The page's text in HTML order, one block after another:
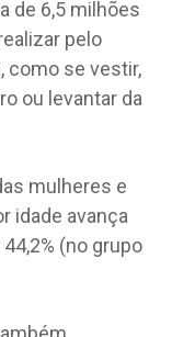
de 6,5 milhões
pelo
como se vestir,
ou levantar da
mulheres e
idade avança
(no grupo